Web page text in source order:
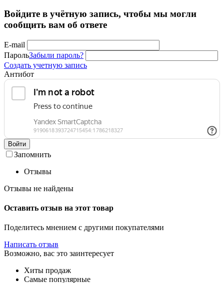
Войдите в учётную запись, чтобы мы могли
сообщить вам об ответе
E-mail
ПарольЗабыли пароль?
Создать учетную запись
Антибот
Войти
Запомнить
Отзывы
Отзывы не найдены
Оставить отзыв на этот товар
Поделитесь мнением с другими покупателями
Написать отзыв
Возможно, вас это заинтересует
Хиты продаж
Самые популярные